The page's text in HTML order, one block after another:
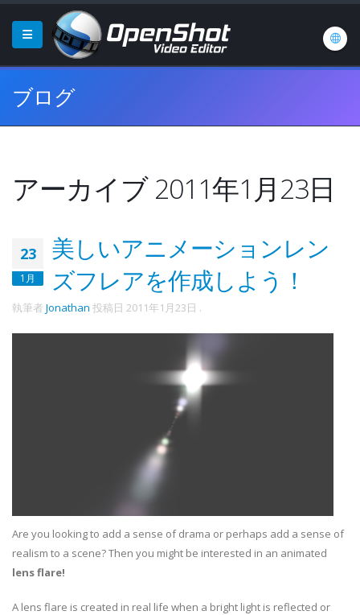
ブログ
アーカイブ 2011年1月23日
23
1月
美しいアニメーションレン
ズフレアを作成しよう！
執筆者 Jonathan 投稿日 2011年1月23日 .
Are you looking to add a sense of drama or perhaps add a sense of
realism to a scene? Then you might be interested in an animated
lens flare!
A lens flare is created in real life when a bright light is reflected or